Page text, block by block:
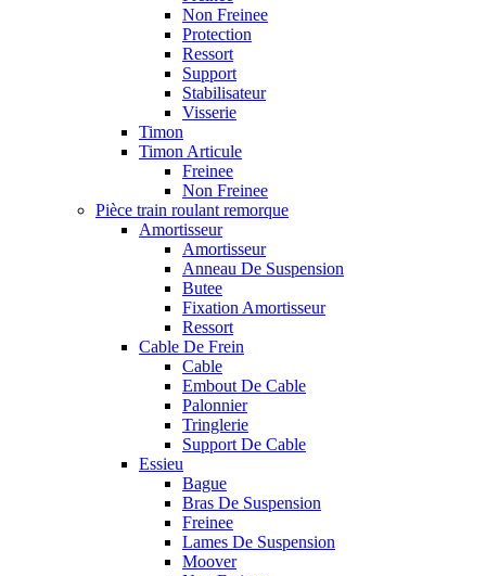
Non Freinee
Protection
Ressort
Support
Stabilisateur
Visserie
Timon
Timon Articule
Freinee
Non Freinee
Pièce train roulant remorque
Amortisseur
Amortisseur
Anneau De Suspension
Butee
Fixation Amortisseur
Ressort
Cable De Frein
Cable
Embout De Cable
Palonnier
Tringlerie
Support De Cable
Essieu
Bague
Bras De Suspension
Freinee
Lames De Suspension
Moover